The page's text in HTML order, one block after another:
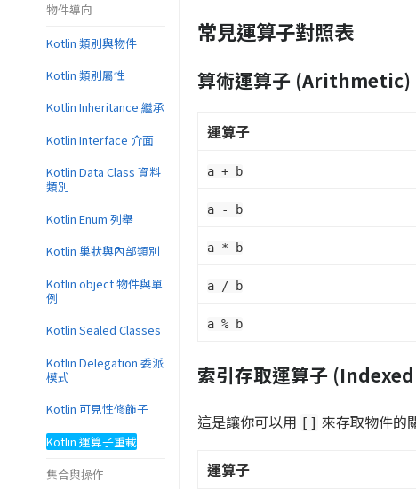
常見運算子對照表
算術運算子 (Arithmetic)
運算子
a + b
a - b
a * b
a / b
a % b
索引存取運算子
這是讓你可以用 [] 來存取物件的
運算子
物件導向
Kotlin 類別與物件
Kotlin 類別屬性
Kotlin Inheritance 繼承
Kotlin Interface 介面
Kotlin Data Class 資料
類別
Kotlin Enum 列舉
Kotlin 巢狀與內部類別
Kotlin object 物件與單
例
Kotlin Sealed Classes
Kotlin Delegation 委派
模式
Kotlin 可見性修飾子
Kotlin 運算子重載
集合與操作